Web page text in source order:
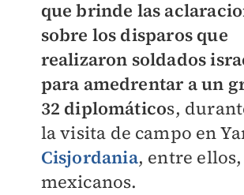
que brinde las
sobre los disparos que
realizaron soldados
para amedrentar a un
32 diplomáticos,
la visita de campo en
Cisjordania, entre
mexicanos.